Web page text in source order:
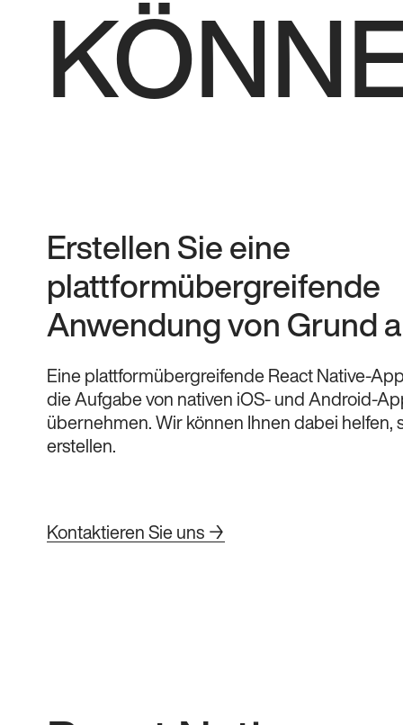
Erstellen Sie eine
plattformübergreifende
Anwendung von Grund
Eine plattformübergreifende React Native-
die Aufgabe von nativen iOS- und Android-
übernehmen. Wir können Ihnen dabei helfen,
erstellen.
Kontaktieren Sie uns →